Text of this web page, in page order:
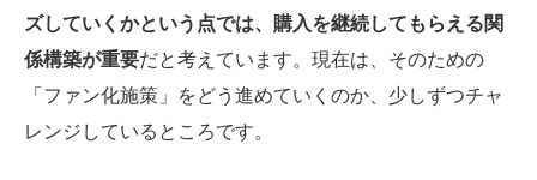
ズしていくかという点では、購入を継続してもらえる関
係構築が重要だと考えています。現在は、そのための
「ファン化施策」をどう進めていくのか、少しずつチャ
レンジしているところです。